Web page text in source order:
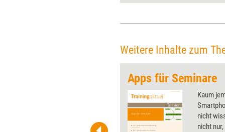
Weitere Inhalte zum
Apps für Seminare
Kaum
nicht
nicht